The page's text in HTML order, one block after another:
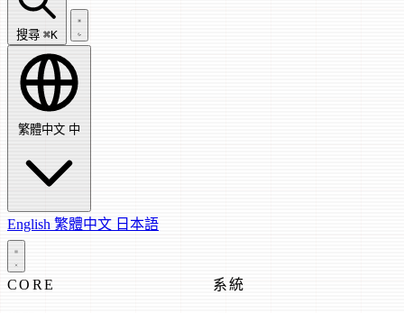
搜尋 ⌘K
繁體中文 中
English 繁體中文 日本語
CORE 系統